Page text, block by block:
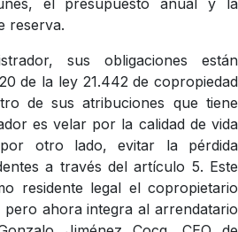
el presupuesto anual y la
reserva.
sus obligaciones están
de la ley 21.442 de copropiedad
de sus atribuciones que tiene
es velar por la calidad de vida
otro lado, evitar la pérdida
a través del artículo 5. Este
residente legal el copropietario
ahora integra al arrendatario